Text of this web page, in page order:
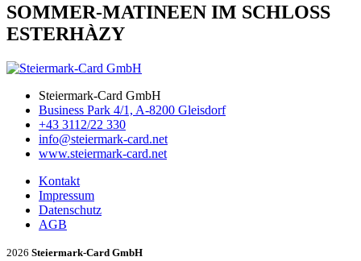
SOMMER-MATINEEN IM SCHLOSS
ESTERHÀZY
Steiermark-Card GmbH
Business Park 4/1, A-8200 Gleisdorf
+43 3112/22 330
info@steiermark-card.net
www.steiermark-card.net
Kontakt
Impressum
Datenschutz
AGB
2026 Steiermark-Card GmbH